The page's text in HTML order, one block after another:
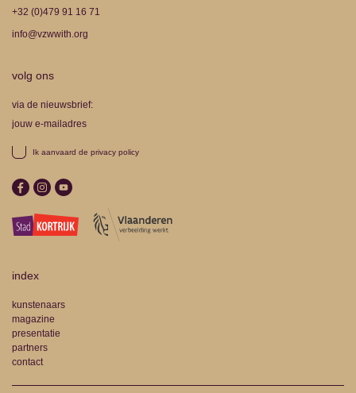
+32 (0)479 91 16 71
info@vzwwith.org
volg ons
via de nieuwsbrief:
Ik aanvaard de privacy policy
index
kunstenaars
magazine
presentatie
partners
contact